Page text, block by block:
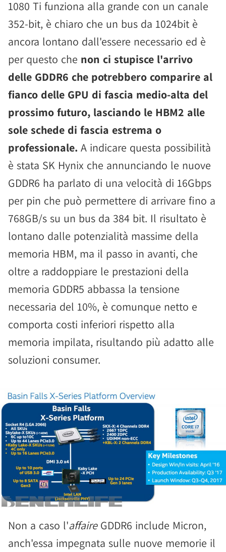
1080 Ti funziona alla grande con un canale
352-bit, è chiaro che un bus da 1024bit è
ancora lontano dall'essere necessario ed è
per questo che non ci stupisce l'arrivo
delle GDDR6 che potrebbero comparire al
fianco delle GPU di fascia medio-alta del
prossimo futuro, lasciando le HBM2 alle
sole schede di fascia estrema o
professionale. A indicare questa possibilità
è stata SK Hynix che annunciando le nuove
GDDR6 ha parlato di una velocità di 16Gbps
per pin che può permettere di arrivare fino a
768GB/s su un bus da 384 bit. Il risultato è
lontano dalle potenzialità massime della
memoria HBM, ma il passo in avanti, che
oltre a raddoppiare le prestazioni della
memoria GDDR5 abbassa la tensione
necessaria del 10%, è comunque netto e
comporta costi inferiori rispetto alla
memoria impilata, risultando più adatto alle
soluzioni consumer.
Non a caso l'affaireGDDR6 include Micron,
anch'essa impegnata sulle nuove memorie il